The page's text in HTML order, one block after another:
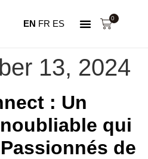
EN FR ES
0
13, 2024
: Un
qui
de